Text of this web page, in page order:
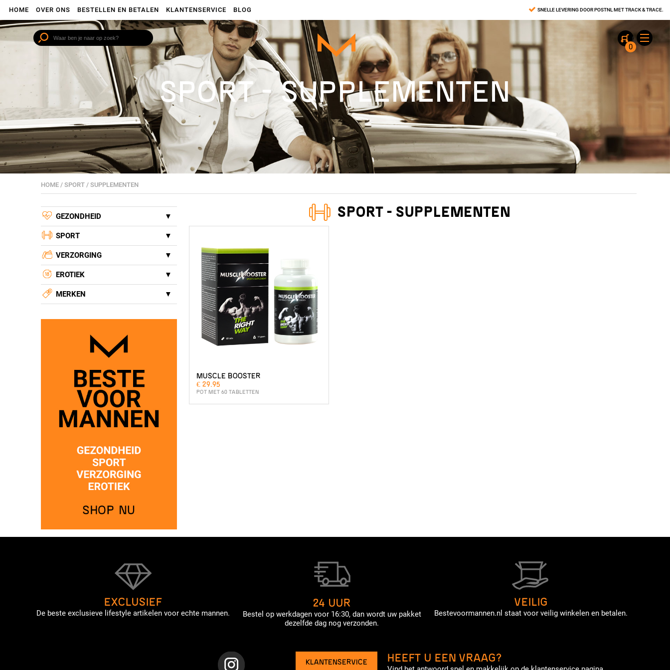
HOME OVER ONS BESTELLEN EN BETALEN KLANTENSERVICE BLOG SNELLE LEVERING DOOR POSTNL MET TRACK & TRACE.
0
SPORT - SUPPLEMENTEN
HOME /SPORT /SUPPLEMENTEN
GEZONDHEID
SPORT
VERZORGING
EROTIEK
MERKEN
SPORT - SUPPLEMENTEN
MUSCLE BOOSTER
€ 29.95
POT MET 60 TABLETTEN
EXCLUSIEF
De beste exclusieve lifestyle artikelen voor echte mannen.
24 UUR
Bestel op werkdagen voor 16:30, dan wordt uw pakket
dezelfde dag nog verzonden.
VEILIG
Bestevoormannen.nl staat voor veilig winkelen en betalen.
HEEFT U EEN VRAAG?
KLANTENSERVICE